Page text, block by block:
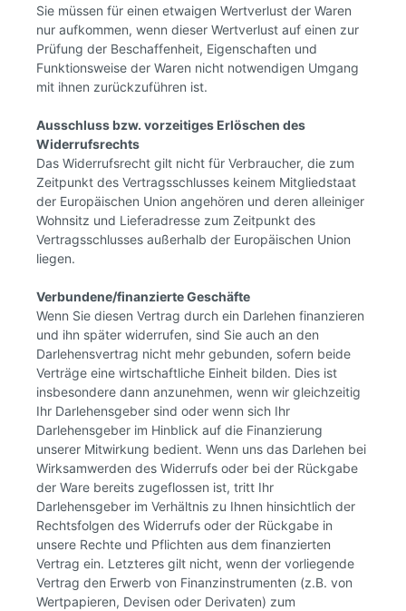
Sie müssen für einen etwaigen Wertverlust der Waren
nur aufkommen, wenn dieser Wertverlust auf einen zur
Prüfung der Beschaffenheit, Eigenschaften und
Funktionsweise der Waren nicht notwendigen Umgang
mit ihnen zurückzuführen ist.
Ausschluss bzw. vorzeitiges Erlöschen des
Widerrufsrechts
Das Widerrufsrecht gilt nicht für Verbraucher, die zum
Zeitpunkt des Vertragsschlusses keinem Mitgliedstaat
der Europäischen Union angehören und deren alleiniger
Wohnsitz und Lieferadresse zum Zeitpunkt des
Vertragsschlusses außerhalb der Europäischen Union
liegen.
Verbundene/finanzierte Geschäfte
Wenn Sie diesen Vertrag durch ein Darlehen finanzieren
und ihn später widerrufen, sind Sie auch an den
Darlehensvertrag nicht mehr gebunden, sofern beide
Verträge eine wirtschaftliche Einheit bilden. Dies ist
insbesondere dann anzunehmen, wenn wir gleichzeitig
Ihr Darlehensgeber sind oder wenn sich Ihr
Darlehensgeber im Hinblick auf die Finanzierung
unserer Mitwirkung bedient. Wenn uns das Darlehen bei
Wirksamwerden des Widerrufs oder bei der Rückgabe
der Ware bereits zugeflossen ist, tritt Ihr
Darlehensgeber im Verhältnis zu Ihnen hinsichtlich der
Rechtsfolgen des Widerrufs oder der Rückgabe in
unsere Rechte und Pflichten aus dem finanzierten
Vertrag ein. Letzteres gilt nicht, wenn der vorliegende
Vertrag den Erwerb von Finanzinstrumenten (z.B. von
Wertpapieren, Devisen oder Derivaten) zum